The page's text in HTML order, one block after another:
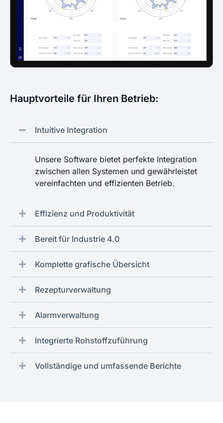
Hauptvorteile für Ihren Betrieb:
Intuitive Integration
Unsere Software bietet perfekte Integration
zwischen allen Systemen und gewährleistet
vereinfachten und effizienten Betrieb.
Effizienz und Produktivität
Bereit für Industrie 4.0
Komplette grafische Übersicht
Rezepturverwaltung
Alarmverwaltung
Integrierte Rohstoffzuführung
Vollständige und umfassende Berichte